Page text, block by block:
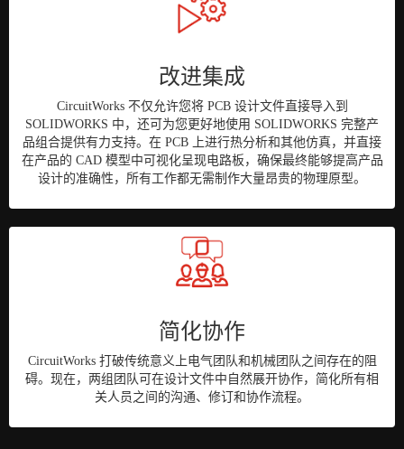
改进集成
CircuitWorks 不仅允许您将 PCB 设计文件直接导入到
SOLIDWORKS 中，还可为您更好地使用 SOLIDWORKS 完整产
品组合提供有力支持。在 PCB 上进行热分析和其他仿真，并直接
在产品的 CAD 模型中可视化呈现电路板，确保最终能够提高产品
设计的准确性，所有工作都无需制作大量昂贵的物理原型。
简化协作
CircuitWorks 打破传统意义上电气团队和机械团队之间存在的阻
碍。现在，两组团队可在设计文件中自然展开协作，简化所有相
关人员之间的沟通、修订和协作流程。